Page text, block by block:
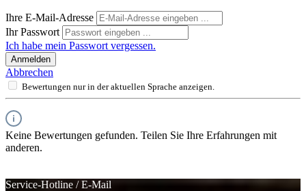
Ihre E-Mail-Adresse
Ihr Passwort
Ich habe mein Passwort vergessen.
Anmelden
Abbrechen
Bewertungen nur in der aktuellen Sprache anzeigen.
Keine Bewertungen gefunden. Teilen Sie Ihre Erfahrungen mit
anderen.
Service-Hotline / E-Mail